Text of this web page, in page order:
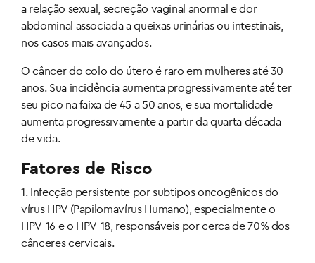
a relação sexual, secreção vaginal anormal e dor
abdominal associada a queixas urinárias ou intestinais,
nos casos mais avançados.
O câncer do colo do útero é raro em mulheres até 30
anos. Sua incidência aumenta progressivamente até ter
seu pico na faixa de 45 a 50 anos, e sua mortalidade
aumenta progressivamente a partir da quarta década
de vida.
Fatores de Risco
1. Infecção persistente por subtipos oncogênicos do
vírus HPV (Papilomavírus Humano), especialmente o
HPV-16 e o HPV-18, responsáveis por cerca de 70% dos
cânceres cervicais.